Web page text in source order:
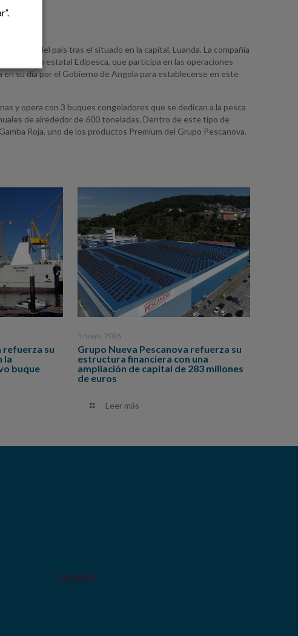
del país tras el situado en la capital, Luanda. La compañía
empresa estatal Edipesca, que participa en las operaciones
en su día por el Gobierno de Angola para establecerse en este
y opera con 3 buques congeladores que se dedican a la pesca
de alrededor de 600 toneladas. Dentro de este tipo de
Roja, uno de los productos Premium del Grupo Pescanova.
refuerza su
la
buque
5 mayo, 2026
Grupo Nueva Pescanova refuerza su
estructura financiera con una
ampliación de capital de 283 millones
de euros
Leer más
COOKIES